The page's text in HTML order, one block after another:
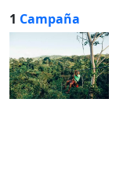
1 Campaña